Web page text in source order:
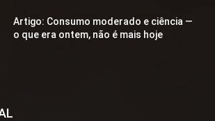
Artigo: Consumo moderado e ciência —
o que era ontem, não é mais hoje